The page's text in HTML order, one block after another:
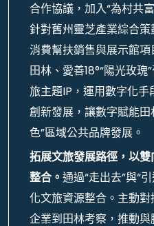
合作協議，加入“為村共
針對舊州靈芝產業綜合
消費幫扶銷售與展示館
田林、愛善18°“陽光玫
旅主題IP，運用數字化
創新發展，讓數字賦能
色”區域公共品牌發展。
拓展文旅發展路徑，以
整合。 通過“走出去”與“
化文旅資源整合。主動
企業到田林考察，推動